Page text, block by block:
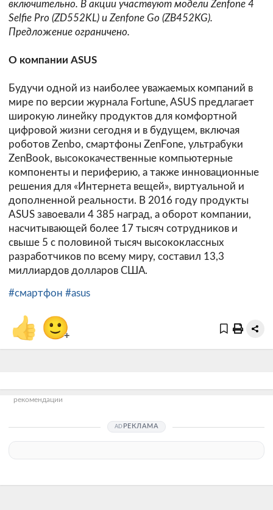
включительно. В акции участвуют модели Zenfone 4
Selfie Pro (ZD552KL) и Zenfone Go (ZB452KG).
Предложение ограничено.
О компании ASUS
Будучи одной из наиболее уважаемых компаний в
мире по версии журнала Fortune, ASUS предлагает
широкую линейку продуктов для комфортной
цифровой жизни сегодня и в будущем, включая
роботов Zenbo, смартфоны ZenFone, ультрабуки
ZenBook, высококачественные компьютерные
компоненты и периферию, а также инновационные
решения для «Интернета вещей», виртуальной и
дополненной реальности. В 2016 году продукты
ASUS завоевали 4 385 наград, а оборот компании,
насчитывающей более 17 тысяч сотрудников и
свыше 5 с половиной тысяч высококлассных
разработчиков по всему миру, составил 13,3
миллиардов долларов США.
#смартфон #asus
👍 🙂+
рекомендации
РЕКЛАМА